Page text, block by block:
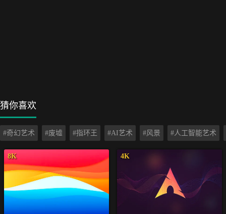
猜你喜欢
#奇幻艺术 #废墟 #指环王 #AI艺术 #风景 #人工智能艺术
8K 4K